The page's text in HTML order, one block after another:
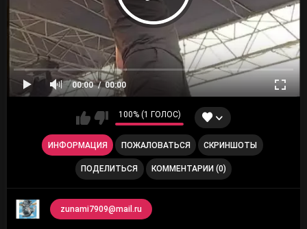
00:00 00:00
100% (1 ГОЛОС)
ИНФОРМАЦИЯ ПОЖАЛОВАТЬСЯ СКРИНШОТЫ
ПОДЕЛИТЬСЯ КОММЕНТАРИИ (0)
zunami7909@mail.ru